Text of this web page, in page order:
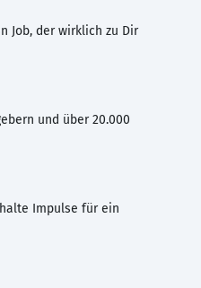
Job, der wirklich zu Dir
und über 20.000
Impulse für ein